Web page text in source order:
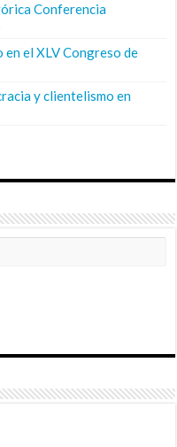
Conferencia
el XLV Congreso de
y clientelismo en